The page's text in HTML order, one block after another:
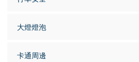
大燈燈泡
卡通周邊